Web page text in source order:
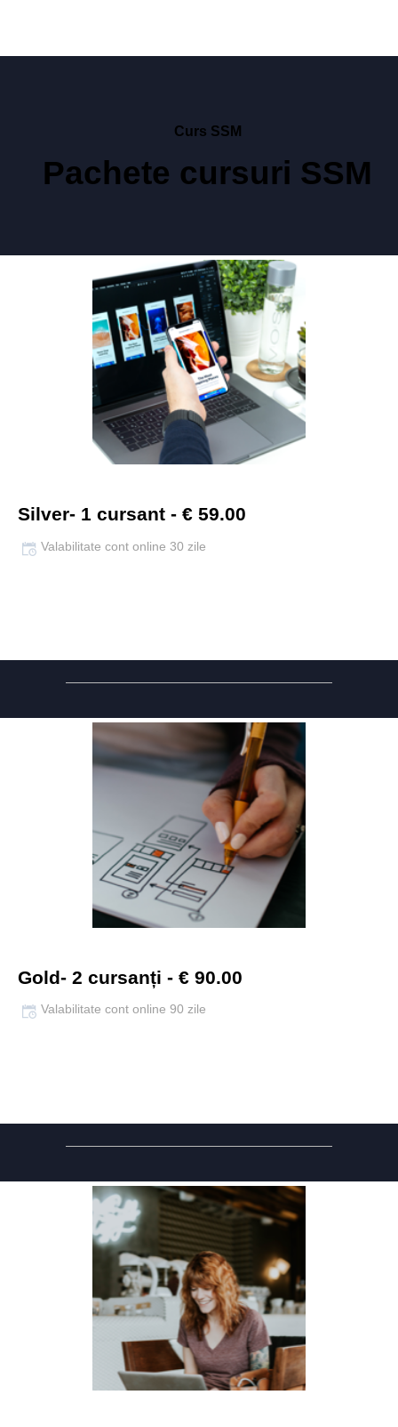
Curs SSM
Pachete cursuri SSM
Silver- 1 cursant - € 59.00
Valabilitate cont online 30 zile
Gold- 2 cursanți - € 90.00
Valabilitate cont online 90 zile